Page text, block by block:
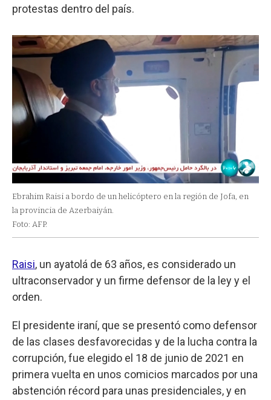
protestas dentro del país.
Ebrahim Raisi a bordo de un helicóptero en la región de Jofa, en
la provincia de Azerbaiyán.
Foto: AFP.
Raisi, un ayatolá de 63 años, es considerado un
ultraconservador y un firme defensor de la ley y el
orden.
El presidente iraní, que se presentó como defensor
de las clases desfavorecidas y de la lucha contra la
corrupción, fue elegido el 18 de junio de 2021 en
primera vuelta en unos comicios marcados por una
abstención récord para unas presidenciales, y en